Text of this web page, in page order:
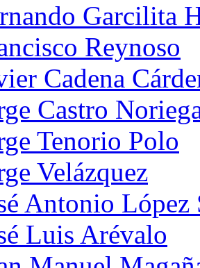
Garcilita
Reynoso
Cadena
Castro
Tenorio Polo
Velázquez
Antonio López
Luis Arévalo